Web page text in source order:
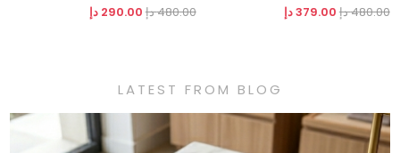
480.00 دإ
379.00 دإ
480.00 دإ
290.00 دإ
LATEST FROM BLOG